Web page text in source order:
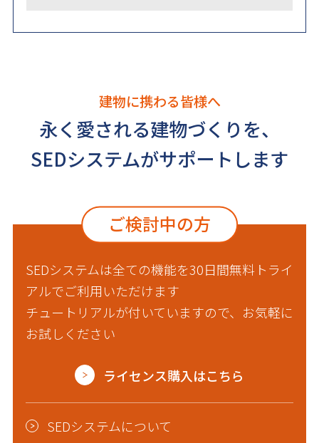
建物に携わる皆様へ
永く愛される建物づくりを、
SEDシステムがサポートします
ご検討中の方
SEDシステムは全ての機能を30日間無料トライ
アルでご利用いただけます
チュートリアルが付いていますので、お気軽に
お試しください
ライセンス購入はこちら
SEDシステムについて